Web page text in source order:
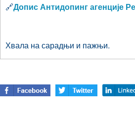
🔗Допис Антидопинг агенције
Хвала на сарадњи и пажњи.